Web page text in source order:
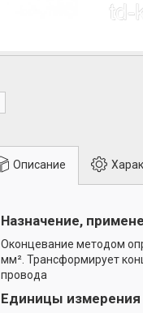
Описание
Назначение,
Оконцевание методом
мм². Трансформирует
провода
Единицы измерения